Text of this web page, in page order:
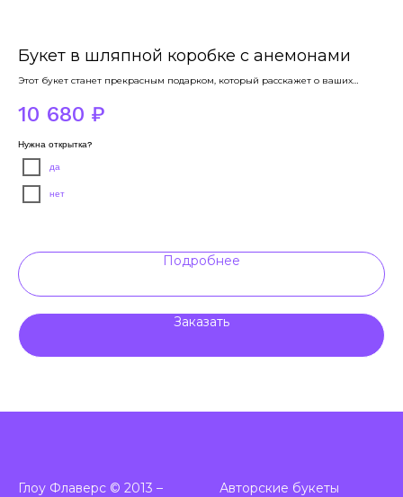
Букет в шляпной коробке с анемонами
Этот букет станет прекрасным подарком, который расскажет о ваших
10 680 ₽
Нужна открытка?
да
нет
Подробнее
Заказать
Глоу Флаверс © 2013 –
Авторские букеты